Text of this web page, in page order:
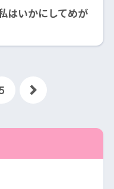
はいかにしてめが
5